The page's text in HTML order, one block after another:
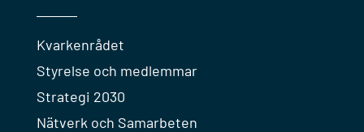
Kvarkenrådet
Styrelse och medlemmar
Strategi 2030
Nätverk och Samarbeten